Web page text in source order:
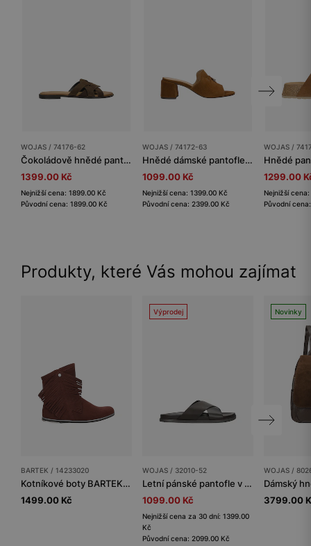
WOJAS / 74176-62
Čokoládově hnědé pantofle s pleteným páskem
1399.00 Kč
Nejnižší cena: 1899.00 Kč
Původní cena: 1899.00 Kč
WOJAS / 74172-63
Hnědé dámské pantofle na podpatku ze štípenky
1099.00 Kč
Nejnižší cena: 1399.00 Kč
Původní cena: 2399.00 Kč
WOJAS /
1299.00
Nejnižší
Původní
Produkty, které Vás mohou zajímat
BARTEK / 14233020
Kotníkové boty BARTEK 14233020, pro dívky, bordó
1499.00 Kč
Výprodej
WOJAS / 32010-52
Letní pánské pantofle v tmavě hnědé barvě
1099.00 Kč
Nejnižší cena za 30 dní: 1399.00
Kč
Původní cena: 2099.00 Kč
Novinky
WOJAS /
3799.00